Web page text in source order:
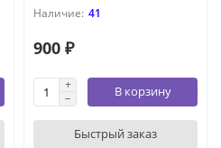
41
900 ₽
В корзину
Быстрый заказ